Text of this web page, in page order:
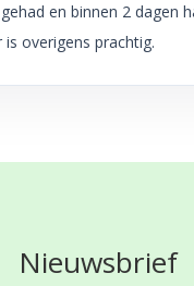
en binnen 2 dagen
overigens prachtig.
Nieuwsbrief